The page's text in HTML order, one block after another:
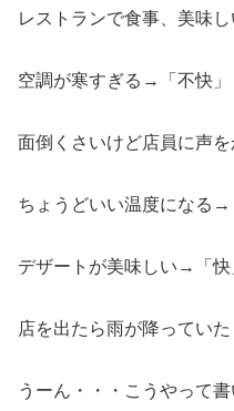
レストランで食事、美味
空調が寒すぎる→「不快」
面倒くさいけど店員に声
ちょうどいい温度になる→
デザートが美味しい→「快
店を出たら雨が降ってい
うーん・・・こうやって